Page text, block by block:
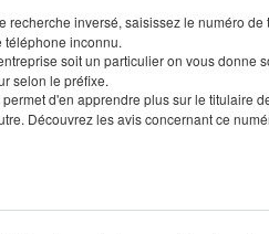
inversé, saisissez le numéro de
inconnu.
soit un particulier on vous donne
selon le préfixe.
permet d'en apprendre plus sur le titulaire
Découvrez les avis concernant ce